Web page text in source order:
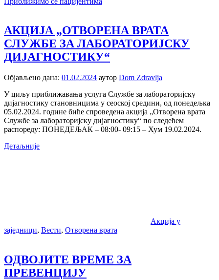
АКЦИЈА „ОТВОРЕНА ВРАТА
СЛУЖБЕ ЗА ЛАБОРАТОРИЈСКУ
ДИЈАГНОСТИКУ“
Објављено дана: 01.02.2024 аутор Dom Zdravlja
У циљу приближавања услуга Службе за лабораторијску
дијагностику становницима у сеоској средини, од понедељка
05.02.2024. године биће спроведена акција „Отворена врата
Службе за лабораторијску дијагностику“ по следећем
распореду: ПОНЕДЕЉАК – 08:00- 09:15 – Хум 19.02.2024.
Детаљније
Акција у
заједници, Вести, Отворена врата
ОДВОЈИТЕ ВРЕМЕ ЗА
ПРЕВЕНЦИЈУ